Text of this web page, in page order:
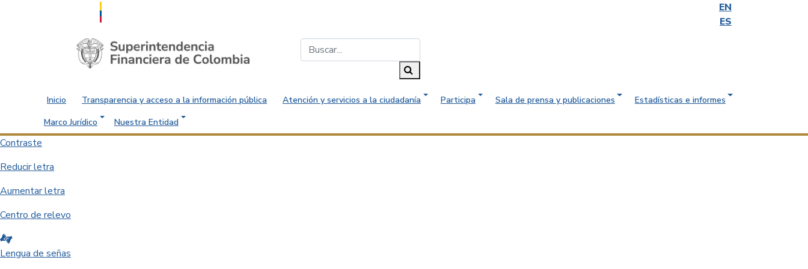
EN
ES
Saltar al contenido principal
Inicio Transparencia y acceso a la información pública Atención y servicios a la ciudadanía Participa Sala de prensa y publicaciones
Estadísticas e informes
Marco Jurídico
Nuestra Entidad
Contraste
Reducir letra
Aumentar letra
Centro de relevo
Lengua de señas